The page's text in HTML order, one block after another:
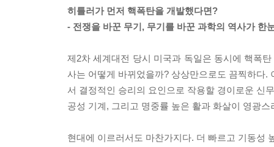
히틀러가 먼저 핵폭탄을 개발했다면?
- 전쟁을 바꾼 무기, 무기를 바꾼 과학의 역사가 한
제2차 세계대전 당시 미국과 독일은 동시에 핵폭
사는 어떻게 바뀌었을까? 상상만으로도 끔찍하다
서 결정적인 승리의 요인으로 작용할 경이로운 신
공성 기계, 그리고 명중률 높은 활과 화살이 영광
현대에 이르러서도 마찬가지다. 더 빠르고 기동성